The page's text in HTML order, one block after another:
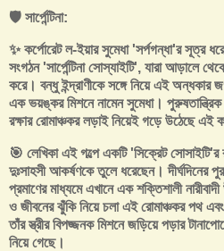
🛡️ সার্পেন্টিনা:
✨ কর্পোরেট ল-ইয়ার সুমেধা 'সর্পগন্ধা'র সূত্র
সংগঠন 'সার্পেন্টিনা সোস্যাইটি', যারা আড়ালে
করে। বন্ধু ইন্দ্রাণীকে সঙ্গে নিয়ে এই অন্ধকার
এক ভয়ঙ্কর মিশনে নামেন সুমেধা।
রক্ষার রোমাঞ্চকর লড়াই নিয়েই গড়ে উঠেছে এই
🎯 লেখিকা এই গল্পে একটি 'সিক্রেট
দুঃসাহসী আকর্ষণকে তুলে ধরেছেন। দীর্ঘদিনের
প্রমাণের মাধ্যমে এখানে এক শক্তিশালী
ও জীবনের ঝুঁকি নিয়ে চলা এই রোমাঞ্চকর পথ
তাঁর স্ত্রীর বিপজ্জনক মিশনে জড়িয়ে পড়ার
নিয়ে গেছে।